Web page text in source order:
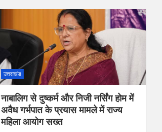
उत्तराखंड
नाबालिग से दुष्कर्म और निजी नर्सिंग होम में
अवैध गर्भपात के प्रयास मामले में राज्य
महिला आयोग सख्त